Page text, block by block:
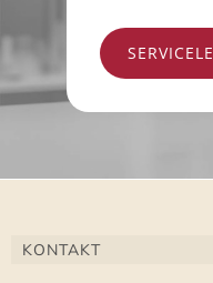
KONTAKT